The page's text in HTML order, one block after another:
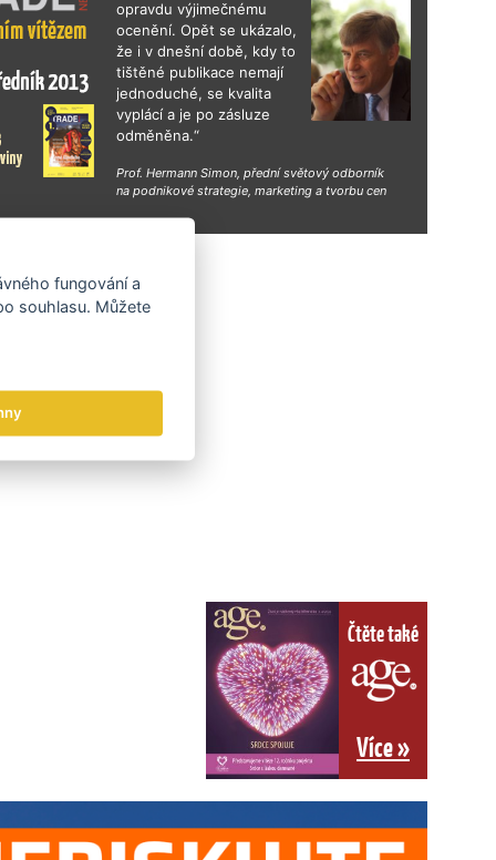
opravdu výjimečnému
ocenění. Opět se ukázalo,
že i v dnešní době, kdy to
tištěné publikace nemají
jednoduché, se kvalita
vyplácí a je po zásluze
odměněna.“
Prof. Hermann Simon, přední světový odborník
na podnikové strategie, marketing a tvorbu cen
Čtěte také
Více »
fungování a
souhlasu. Můžete